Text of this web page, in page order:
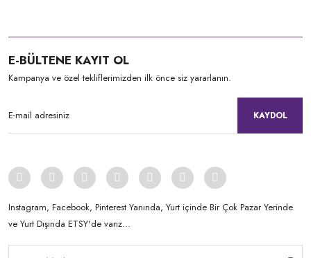
E-BÜLTENE KAYIT OL
Kampanya ve özel tekliflerimizden ilk önce siz yararlanın.
KAYDOL
Instagram, Facebook, Pinterest Yanında, Yurt içinde Bir Çok Pazar Yerinde
ve Yurt Dışında ETSY'de varız...